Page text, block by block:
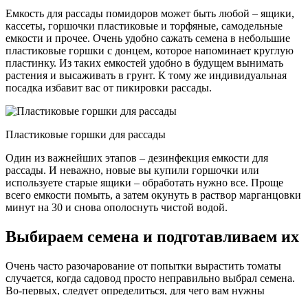
Емкость для рассады помидоров может быть любой – ящики,
кассеты, горшочки пластиковые и торфяные, самодельные
емкости и прочее. Очень удобно сажать семена в небольшие
пластиковые горшки с донцем, которое напоминает круглую
пластинку. Из таких емкостей удобно в будущем вынимать
растения и высаживать в грунт. К тому же индивидуальная
посадка избавит вас от пикировки рассады.
Пластиковые горшки для рассады
Один из важнейших этапов – дезинфекция емкости для
рассады. И неважно, новые вы купили горшочки или
используете старые ящики – обработать нужно все. Проще
всего емкости помыть, а затем окунуть в раствор марганцовки
минут на 30 и снова ополоснуть чистой водой.
Выбираем семена и подготавливаем их
Очень часто разочарование от попытки вырастить томаты
случается, когда садовод просто неправильно выбрал семена.
Во-первых, следует определиться, для чего вам нужны